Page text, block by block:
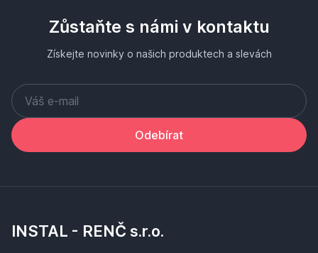
Zůstaňte s námi v kontaktu
Získejte novinky o našich produktech a slevách
Odebírat
INSTAL - RENČ s.r.o.